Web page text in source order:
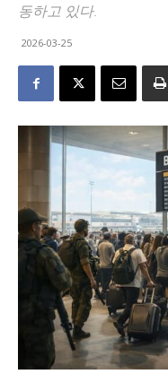
동하고 있다.
2026-03-25